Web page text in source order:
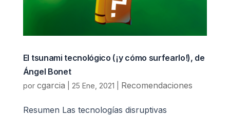
El tsunami tecnológico (¡y cómo surfearlo!), de
Ángel Bonet
por cgarcia 25 Ene, 2021 Recomendaciones
Resumen Las tecnologías disruptivas